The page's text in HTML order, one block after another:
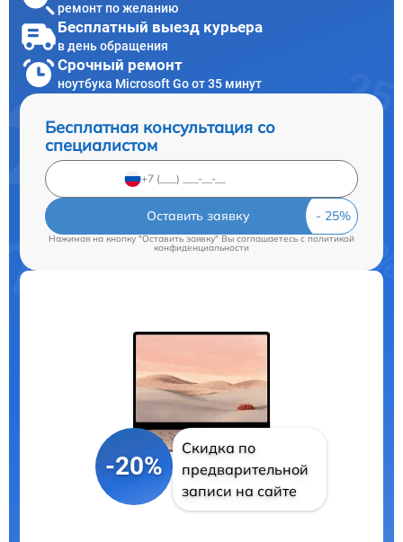
ремонт по желанию
Бесплатный выезд курьера
в день обращения
Срочный ремонт
ноутбука Microsoft Go от 35 минут
Бесплатная консультация со
специалистом
Оставить заявку
Нажимая на кнопку "Оставить заявку" Вы соглашаетесь cполитикой
конфиденциальности
-20%
Скидка по
предварительной
записи на сайте